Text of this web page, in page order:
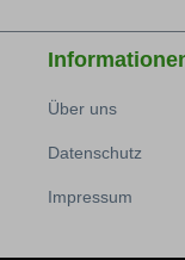
Über uns
Datenschutz
Impressum